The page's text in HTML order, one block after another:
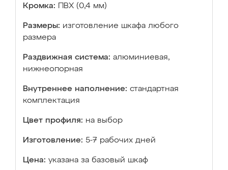
Кромка: ПВХ (0,4 мм)
Размеры: изготовление шкафа любого
размера
Раздвижная система: алюминиевая,
нижнеопорная
Внутреннее наполнение: стандартная
комплектация
Цвет профиля: на выбор
Изготовление: 5-7 рабочих дней
Цена: указана за базовый шкаф